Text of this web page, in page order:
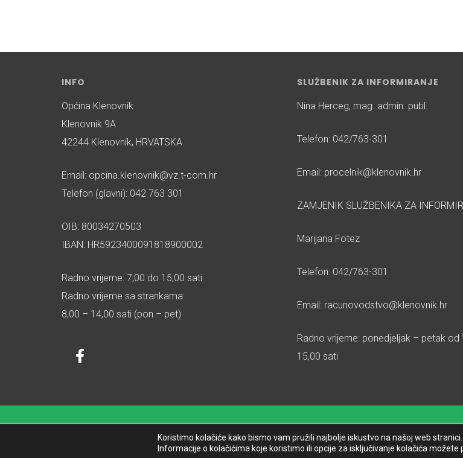
INFO
Općina Klenovnik
Klenovnik 9A
42244 Klenovnik, HRVATSKA
Email: opcina.klenovnik@vz.t-com.hr
Telefon (glavni): 042 763 301
OIB: 80034270503
IBAN: HR5923400091818900002
Radno vrijeme: 7,00 do 15,00 sati
Radno vrijeme sa strankama:
8,00 – 14,00 sati (pon – pet)
SLUŽBENIK ZA INFORMIRANJE
Nina Herceg, mag. admin. publ.
Telefon: 042/763-301
Email: procelnik@klenovnik.hr
ZAMJENIK SLUŽBENIKA ZA
Marijana Fotez
Telefon: 042/763-301
Email: racunovodstvo@klenovnik.hr
Radno vrijeme: ponedjeljak – petak od
15,00 sati
Koristimo kolačiće kako bismo vam pružili najbolje iskustvo na našoj web stranici.
Informacije o kolačićima koje koristimo ili opcije za isključivanje kolačića možete